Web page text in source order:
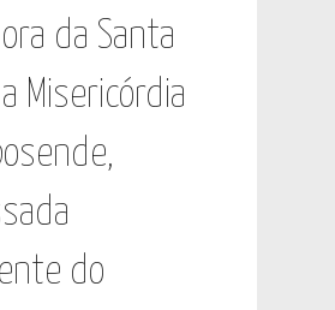
da Santa
Misericórdia
do